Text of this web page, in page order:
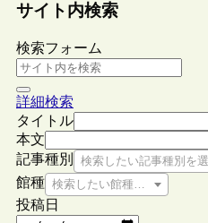
サイト内検索
検索フォーム
詳細検索
タイトル
本文
記事種別
検索したい記事種別を
館種 検索したい館種を選択してく
投稿日